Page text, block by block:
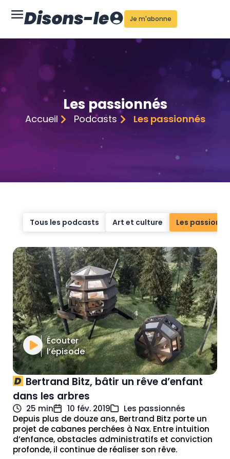
Je m'abonne
Les passionnés
Accueil Podcasts Les passionnés
Tous les podcasts Art et culture Les
Écouter
l’épisode
Bertrand Bitz, bâtir un rêve d’enfant
dans les arbres
25 min 10 fév. 2019
Les passionnés
Depuis plus de douze ans, Bertrand Bitz porte un
projet de cabanes perchées à Nax. Entre intuition
d’enfance, obstacles administratifs et conviction
profonde, il continue de réaliser son rêve.